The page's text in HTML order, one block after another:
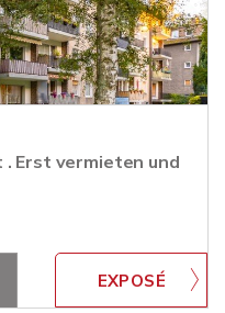
. Erst vermieten und